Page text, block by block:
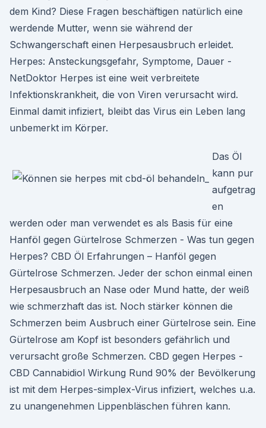
dem Kind? Diese Fragen beschäftigen natürlich eine
werdende Mutter, wenn sie während der
Schwangerschaft einen Herpesausbruch erleidet.
Herpes: Ansteckungsgefahr, Symptome, Dauer -
NetDoktor Herpes ist eine weit verbreitete
Infektionskrankheit, die von Viren verursacht wird.
Einmal damit infiziert, bleibt das Virus ein Leben lang
unbemerkt im Körper.
Das Öl
kann pur
aufgetrag
en
werden oder man verwendet es als Basis für eine
Hanföl gegen Gürtelrose Schmerzen - Was tun gegen
Herpes? CBD Öl Erfahrungen – Hanföl gegen
Gürtelrose Schmerzen. Jeder der schon einmal einen
Herpesausbruch an Nase oder Mund hatte, der weiß
wie schmerzhaft das ist. Noch stärker können die
Schmerzen beim Ausbruch einer Gürtelrose sein. Eine
Gürtelrose am Kopf ist besonders gefährlich und
verursacht große Schmerzen. CBD gegen Herpes -
CBD Cannabidiol Wirkung Rund 90% der Bevölkerung
ist mit dem Herpes-­simplex-Virus infiziert, welches u.a.
zu unangenehmen Lippenbläschen führen kann.